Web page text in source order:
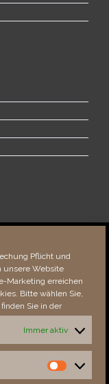
Pflicht und
unsere Website
Marketing erreichen
Bitte wählen Sie,
Sie in der
Immer aktiv
Statistiken